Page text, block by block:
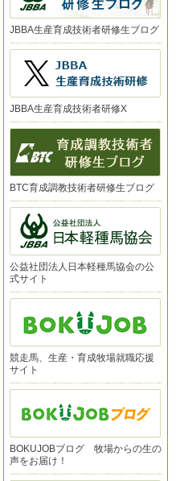
JBBA生産育成技術者研修生ブログ
JBBA生産育成技術者研修X
BTC育成調教技術者研修生ブログ
公益社団法人日本軽種馬協会の公
式サイト
競走馬、生産・育成牧場就職応援
サイト
BOKUJOBブログ 牧場からの生の
声をお届け！